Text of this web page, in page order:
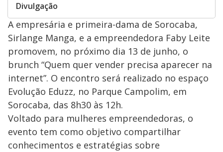
Divulgação
A empresária e primeira-dama de Sorocaba,
Sirlange Manga, e a empreendedora Faby Leite
promovem, no próximo dia 13 de junho, o
brunch “Quem quer vender precisa aparecer na
internet”. O encontro será realizado no espaço
Evolução Eduzz, no Parque Campolim, em
Sorocaba, das 8h30 às 12h.
Voltado para mulheres empreendedoras, o
evento tem como objetivo compartilhar
conhecimentos e estratégias sobre